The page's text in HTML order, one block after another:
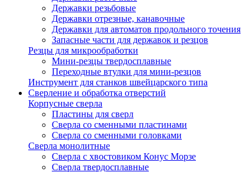
Державки резьбовые
Державки отрезные, канавочные
Державки для автоматов продольного точения
Запасные части для державок и резцов
Резцы для микрообработки
Мини-резцы твердосплавные
Переходные втулки для мини-резцов
Инструмент для станков швейцарского типа
Сверление и обработка отверстий
Корпусные сверла
Пластины для сверл
Сверла со сменными пластинами
Сверла со сменными головками
Сверла монолитные
Сверла с хвостовиком Конус Морзе
Сверла твердосплавные